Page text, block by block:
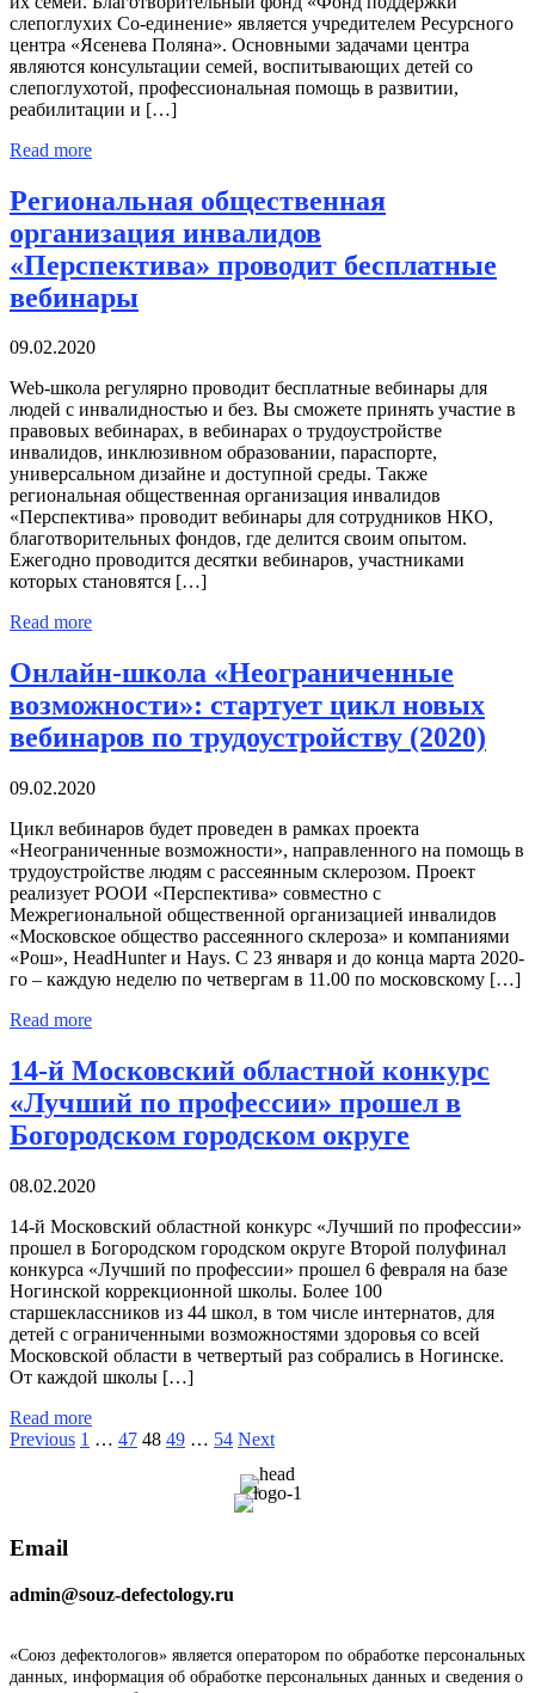
слепоглухих Со-единение» является учредителем Ресурсного
центра «Ясенева Поляна». Основными задачами центра
являются консультации семей, воспитывающих детей со
слепоглухотой, профессиональная помощь в развитии,
реабилитации и […]
Read more
Региональная общественная
организация инвалидов
«Перспектива» проводит бесплатные
вебинары
09.02.2020
Web-школа регулярно проводит бесплатные вебинары для
людей с инвалидностью и без. Вы сможете принять участие в
правовых вебинарах, в вебинарах о трудоустройстве
инвалидов, инклюзивном образовании, параспорте,
универсальном дизайне и доступной среды. Также
региональная общественная организация инвалидов
«Перспектива» проводит вебинары для сотрудников НКО,
благотворительных фондов, где делится своим опытом.
Ежегодно проводится десятки вебинаров, участниками
которых становятся […]
Read more
Онлайн-школа «Неограниченные
возможности»: стартует цикл новых
вебинаров по трудоустройству (2020)
09.02.2020
Цикл вебинаров будет проведен в рамках проекта
«Неограниченные возможности», направленного на помощь в
трудоустройстве людям с рассеянным склерозом. Проект
реализует РООИ «Перспектива» совместно с
Межрегиональной общественной организацией инвалидов
«Московское общество рассеянного склероза» и компаниями
«Рош», HeadHunter и Hays. С 23 января и до конца марта 2020-
го – каждую неделю по четвергам в 11.00 по московскому […]
Read more
14-й Московский областной конкурс
«Лучший по профессии» прошел в
Богородском городском округе
08.02.2020
14-й Московский областной конкурс «Лучший по профессии»
прошел в Богородском городском округе Второй полуфинал
конкурса «Лучший по профессии» прошел 6 февраля на базе
Ногинской коррекционной школы. Более 100
старшеклассников из 44 школ, в том числе интернатов, для
детей с ограниченными возможностями здоровья со всей
Московской области в четвертый раз собрались в Ногинске.
От каждой школы […]
Read more
Пагинация
Previous 1 … 47 48 49 … 54 Next
Email
admin@souz-defectology.ru
«Союз дефектологов» является оператором по обработке персональных
данных, информация об обработке персональных данных и сведения о